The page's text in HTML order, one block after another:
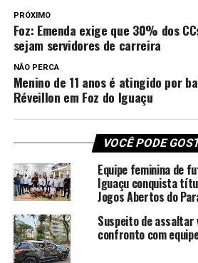
PRÓXIMO
Foz: Emenda exige que 30% dos
sejam servidores de carreira
NÃO PERCA
Menino de 11 anos é atingido por
Réveillon em Foz do Iguaçu
VOCÊ PODE
Equipe feminina de
Iguaçu conquista
Jogos Abertos do
Suspeito de assaltar
confronto com equipe